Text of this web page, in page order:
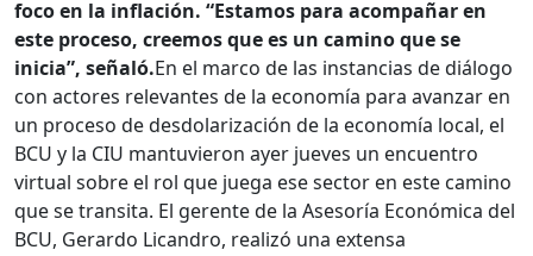
foco en la inflación. “Estamos para acompañar en
este proceso, creemos que es un camino que se
inicia”, señaló.En el marco de las instancias de diálogo
con actores relevantes de la economía para avanzar en
un proceso de desdolarización de la economía local, el
BCU y la CIU mantuvieron ayer jueves un encuentro
virtual sobre el rol que juega ese sector en este camino
que se transita. El gerente de la Asesoría Económica del
BCU, Gerardo Licandro, realizó una extensa